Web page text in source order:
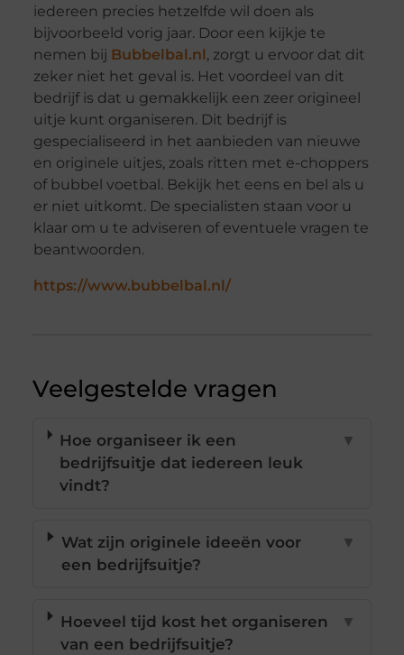
iedereen precies hetzelfde wil doen als
bijvoorbeeld vorig jaar. Door een kijkje te
nemen bij Bubbelbal.nl , zorgt u ervoor dat dit
zeker niet het geval is. Het voordeel van dit
bedrijf is dat u gemakkelijk een zeer origineel
uitje kunt organiseren. Dit bedrijf is
gespecialiseerd in het aanbieden van nieuwe
en originele uitjes, zoals ritten met e-choppers
of bubbel voetbal. Bekijk het eens en bel als u
er niet uitkomt. De specialisten staan voor u
klaar om u te adviseren of eventuele vragen te
beantwoorden.
https://www.bubbelbal.nl/
Veelgestelde vragen
Hoe organiseer ik een
bedrijfsuitje dat iedereen leuk
vindt?
▼
Wat zijn originele ideeën voor
een bedrijfsuitje?
▼
Hoeveel tijd kost het organiseren
van een bedrijfsuitje?
▼